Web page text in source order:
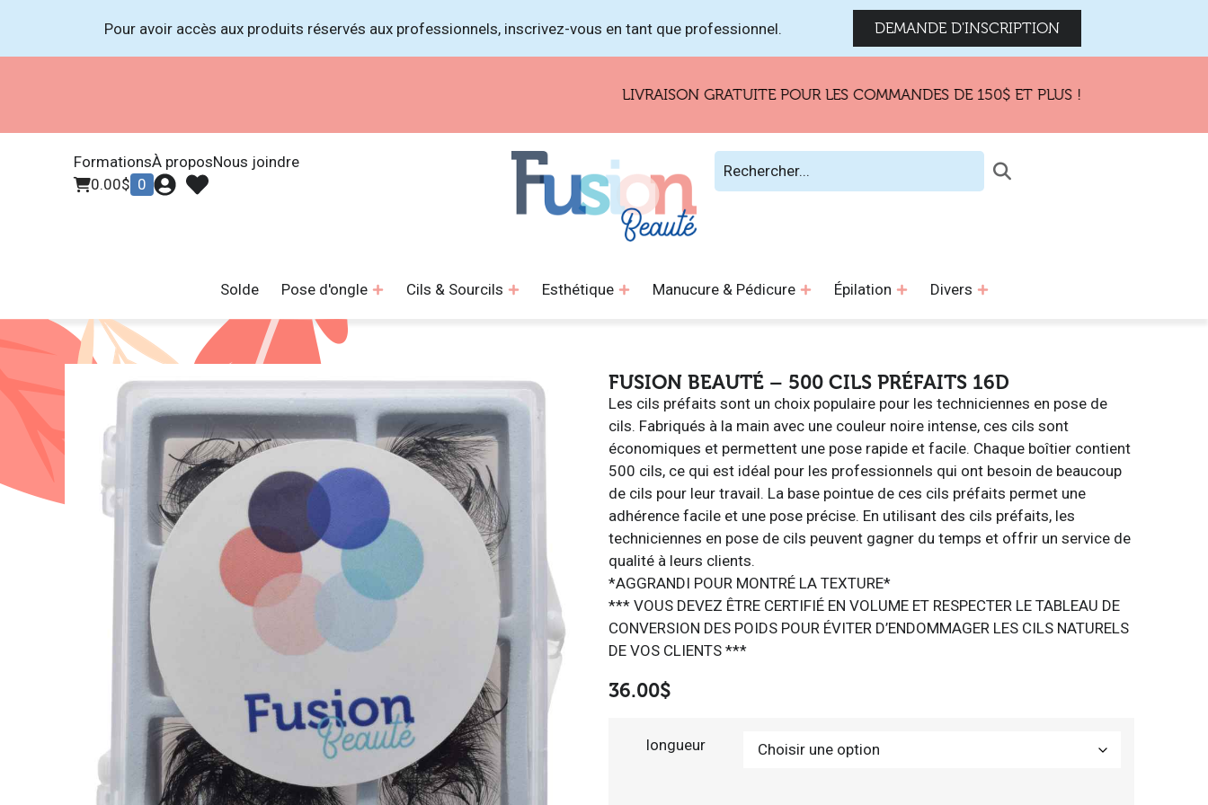
Pour avoir accès aux produits réservés aux professionnels, inscrivez-vous en tant que professionnel. DEMANDE D'INSCRIPTION
LIVRAISON GRATUITE POUR LES COMMANDES DE 150$ ET PLUS !
FormationsÀ proposNous joindre
0.00$ 0
Solde Pose d'ongle Cils & Sourcils Esthétique Manucure & Pédicure Épilation Divers
FUSION BEAUTÉ – 500 CILS PRÉFAITS 16D
Les cils préfaits sont un choix populaire pour les techniciennes en pose de
cils. Fabriqués à la main avec une couleur noire intense, ces cils sont
économiques et permettent une pose rapide et facile. Chaque boîtier contient
500 cils, ce qui est idéal pour les professionnels qui ont besoin de beaucoup
de cils pour leur travail. La base pointue de ces cils préfaits permet une
adhérence facile et une pose précise. En utilisant des cils préfaits, les
techniciennes en pose de cils peuvent gagner du temps et offrir un service de
qualité à leurs clients.
*AGGRANDI POUR MONTRÉ LA TEXTURE*
*** VOUS DEVEZ ÊTRE CERTIFIÉ EN VOLUME ET RESPECTER LE TABLEAU DE
CONVERSION DES POIDS POUR ÉVITER D’ENDOMMAGER LES CILS NATURELS
DE VOS CLIENTS ***
36.00$
longueur